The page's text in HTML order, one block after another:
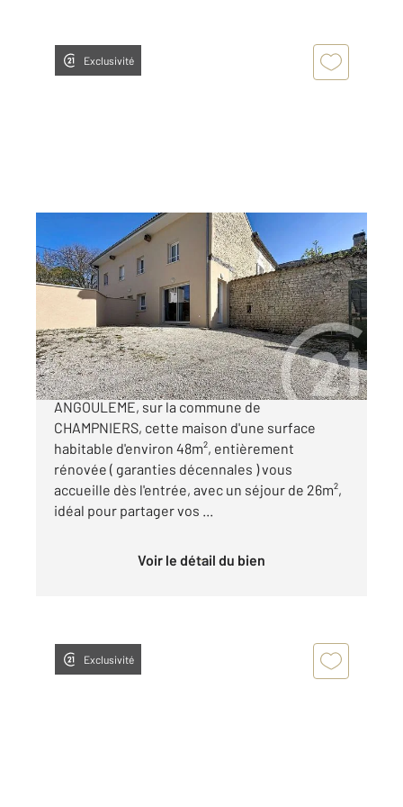
Exclusivité
CHAMPNIERS 16
48 m2, 3 pièces
Ref : 8046
Maison à vendre
128 400 €
C A VENDRE EN EXCLUSIVITE CHEZ C21
ANGOULEME, sur la commune de
CHAMPNIERS, cette maison d'une surface
habitable d'environ 48m², entièrement
rénovée ( garanties décennales ) vous
accueille dès l'entrée, avec un séjour de 26m²,
idéal pour partager vos ...
Voir le détail du bien
Exclusivité